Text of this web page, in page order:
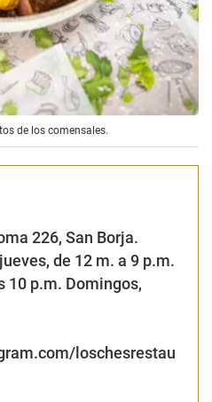
de los comensales.
226, San Borja.
de 12 m. a 9 p.m.
10 p.m. Domingos,
loschesrestau